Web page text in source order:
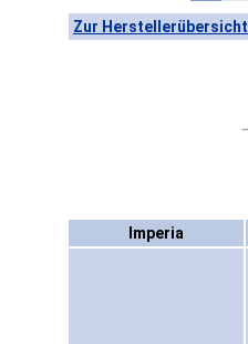
Zur Herstellerübersicht
Imperia